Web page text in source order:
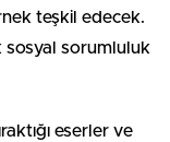
teşkil edecek.
sosyal sorumluluk
eserler ve